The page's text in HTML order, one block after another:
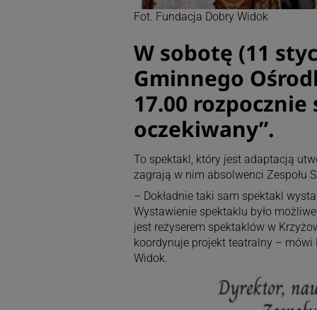
Fot. Fundacja Dobry Widok
W sobotę (11
Gminnego
17.00
oczekiwany”.
To spektakl, który jest adaptacją
zagrają w nim absolwenci Zespołu
– Dokładnie taki sam spektakl
Wystawienie spektaklu było
jest reżyserem spektaklów w
koordynuje projekt teatralny –
Widok.